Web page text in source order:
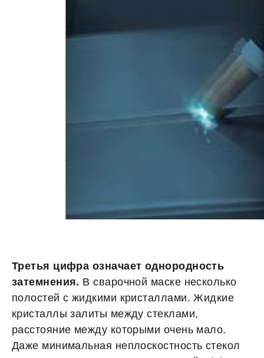
Третья цифра означает однородность
затемнения. В сварочной маске несколько
полостей с жидкими кристаллами. Жидкие
кристаллы залиты между стеклами,
расстояние между которыми очень мало.
Даже минимальная неплоскостность стекол